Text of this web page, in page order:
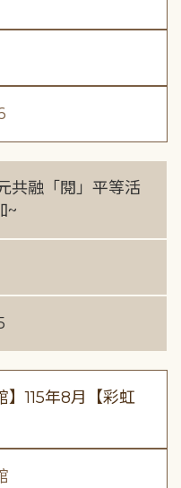
共融「閱」平等活
~
】115年8月【彩虹